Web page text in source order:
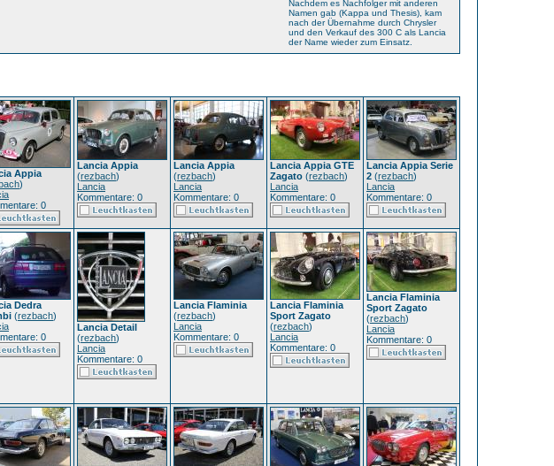
Nachdem es Nachfolger mit anderen
Namen gab (Kappa und Thesis), kam
nach der Übernahme durch Chrysler
und den Verkauf des 300 C als Lancia
der Name wieder zum Einsatz.
Appia
)
0
Lancia Appia
(rezbach)
Lancia
Kommentare: 0
Lancia Appia
(rezbach)
Lancia
Kommentare: 0
Lancia Appia GTE
Zagato (rezbach)
Lancia
Kommentare: 0
Lancia Appia Serie
2 (rezbach)
Lancia
Kommentare: 0
Dedra
(rezbach)
0
Lancia Detail
(rezbach)
Lancia
Kommentare: 0
Lancia Flaminia
(rezbach)
Lancia
Kommentare: 0
Lancia Flaminia
Sport Zagato
(rezbach)
Lancia
Kommentare: 0
Lancia Flaminia
Sport Zagato
(rezbach)
Lancia
Kommentare: 0